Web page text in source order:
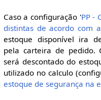
Caso a configuração 'PP -
distintas de acordo com
estoque disponível ira
pela carteira de pedido.
será descontado do
utilizado no calculo
estoque de segurança na